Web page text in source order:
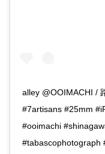
alley @OOIMACHI /
#7artisans #25mm
#ooimachi
#tabascophotograph